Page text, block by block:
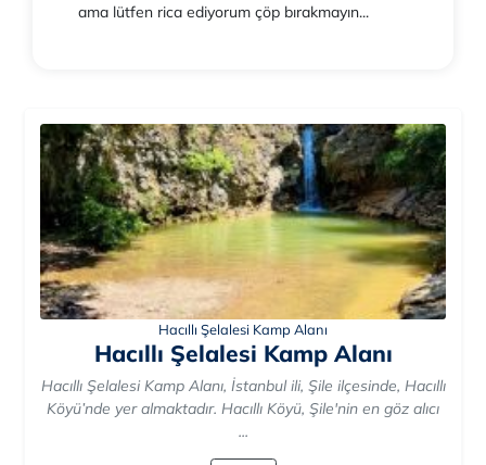
ama lütfen rica ediyorum çöp bırakmayın...
Hacıllı Şelalesi Kamp Alanı
Hacıllı Şelalesi Kamp Alanı
Hacıllı Şelalesi Kamp Alanı, İstanbul ili, Şile ilçesinde, Hacıllı
Köyü’nde yer almaktadır. Hacıllı Köyü, Şile'nin en göz alıcı
...